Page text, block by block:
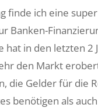
finde ich eine
Banken-
hat in den letzten 2
den Markt
die Gelder für die
benötigen als